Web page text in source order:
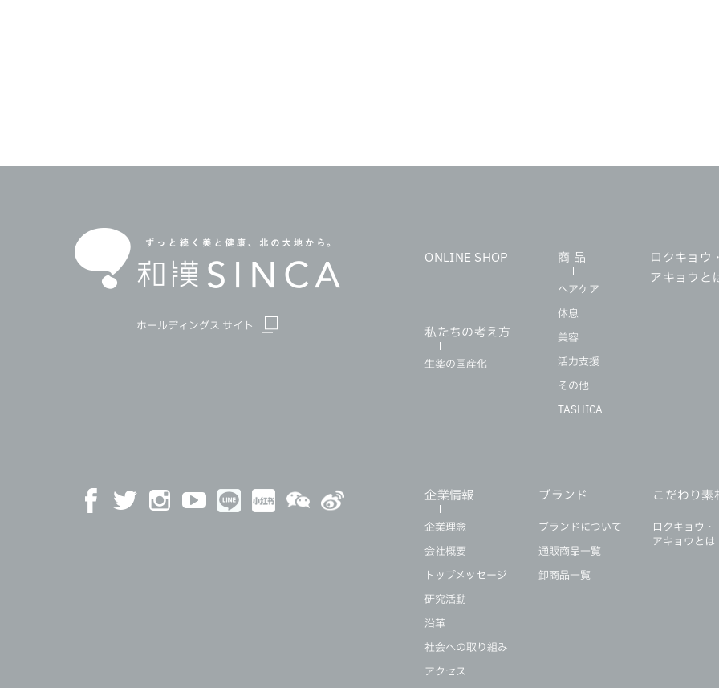
ONLINE SHOP
私たちの考え方
生薬の国産化
商 品
ヘアケア
休息
美容
活力支援
その他
TASHICA
ロクキョウ・
アキョウと
企業情報
企業理念
会社概要
トップメッセージ
研究活動
沿革
社会への取り組み
アクセス
ブランド
ブランドについて
通販商品一覧
卸商品一覧
こだわり素
ロクキョウ・
アキョウとは
ホールディングス サイト